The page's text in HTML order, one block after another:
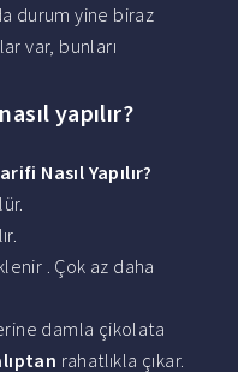
durum yine biraz
var, bunları
yapılır?
Nasıl Yapılır?
. Çok az daha
damla çikolata
rahatlıkla çıkar.